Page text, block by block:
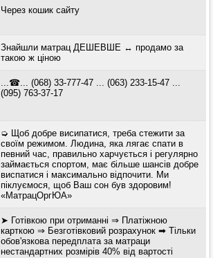
Через кошик сайту
Знайшли матрац ДЕШЕВШЕ ↔ продамо за
такою ж ціною
...☎... (068) 33-777-47 ... (063) 233-15-47 ...
(095) 763-37-17
➭ Щоб добре висипатися, треба стежити за
своїм режимом. Людина, яка лягає спати в
певний час, правильно харчується і регулярно
займається спортом, має більше шансів добре
виспатися і максимально відпочити. Ми
піклуємося, щоб Ваш сон був здоровим!
«МатрацОргЮА»
➤ Готівкою при отриманні ⇒ Платіжною
карткою ⇒ Безготівковий розрахунок ➡ Тільки
обов'язкова передплата за матраци
нестандартних розмірів 40% від вартості